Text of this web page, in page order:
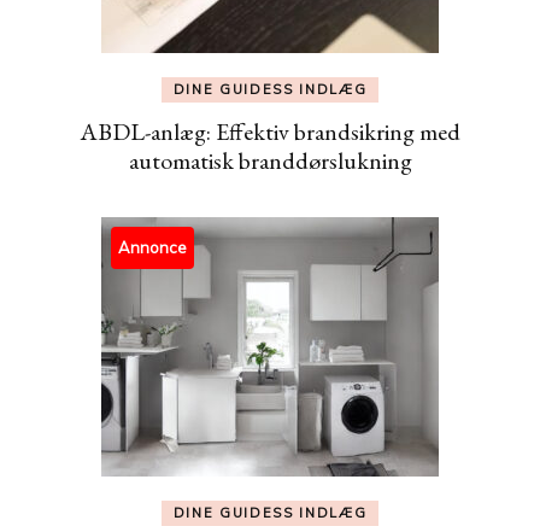
DINE GUIDESS INDLÆG
ABDL-anlæg: Effektiv brandsikring med
automatisk branddørslukning
Annonce
DINE GUIDESS INDLÆG